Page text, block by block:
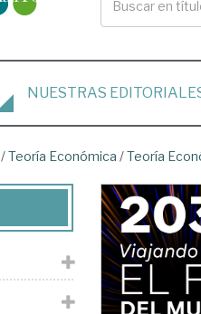
NUESTRAS
/Teoría Económica /Teoría